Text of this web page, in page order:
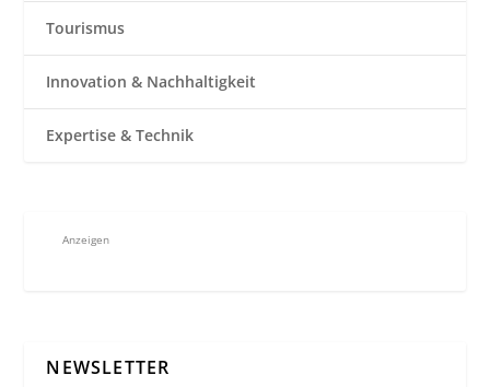
Tourismus
Innovation & Nachhaltigkeit
Expertise & Technik
Anzeigen
NEWSLETTER